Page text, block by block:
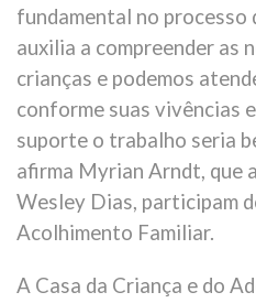
fundamental no processo
auxilia a compreender as
crianças e podemos
conforme suas vivências
suporte o trabalho seria
afirma Myrian Arndt, que
Wesley Dias, participam
Acolhimento Familiar.
A Casa da Criança e do